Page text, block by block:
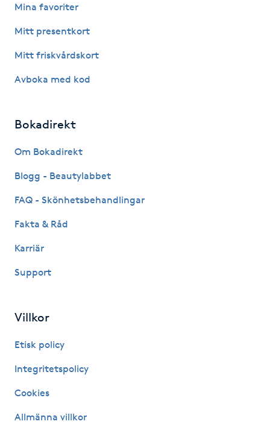
Kroppspeeling
Kärlbehandling
Laserbehandling
LED-ljusterapi
Liktornar
Luggklippning
Lymfmassage
Mina favoriter
Mitt presentkort
Mitt friskvårdskort
Avboka med kod
Bokadirekt
Om Bokadirekt
Blogg - Beautylabbet
FAQ - Skönhetsbehandlingar
Fakta & Råd
Karriär
Support
Villkor
Etisk policy
Integritetspolicy
Cookies
Allmänna villkor